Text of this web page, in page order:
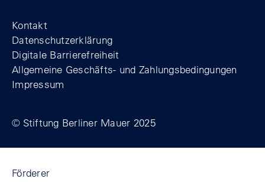
Kontakt
Datenschutzerklärung
Digitale Barrierefreiheit
Allgemeine Geschäfts- und Zahlungsbedingungen
Impressum
© Stiftung Berliner Mauer 2025
Förderer